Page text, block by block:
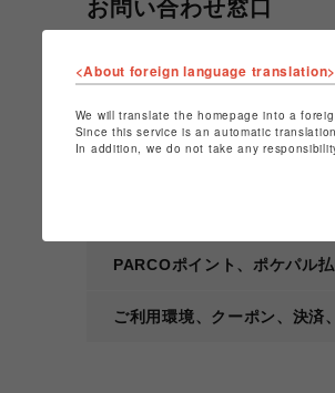
お問い合わせ窓口
よくあるご質問で解決しない場
ショップ、商品、注文について
PARCOポイント、ポケパル
ご利用環境、クーポン、決済
<About foreign language translation>
We will translate the homepage into a
Since this service is an automatic
In addition, we do not take any